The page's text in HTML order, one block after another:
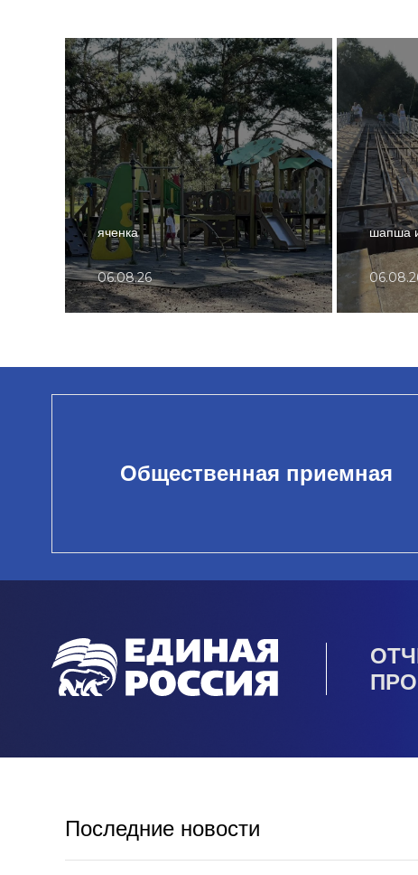
яченка
06.08.26
шапша
Общественная приемная
Последние новости